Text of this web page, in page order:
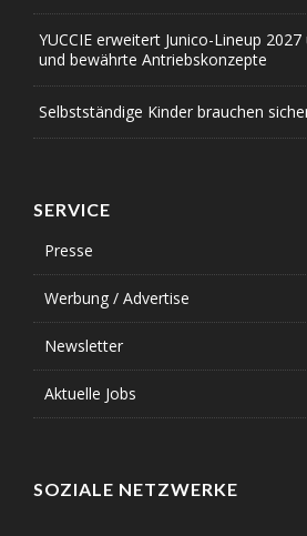
YUCCIE erweitert Junico-Lineup
und bewährte Antriebskonzepte
Selbstständige Kinder brauchen
SERVICE
Presse
Werbung / Advertise
Newsletter
Aktuelle Jobs
SOZIALE NETZWERKE